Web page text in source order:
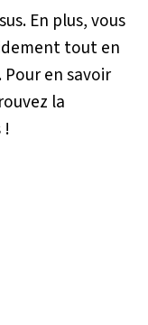
En plus, vous
tout en
en savoir
la
!